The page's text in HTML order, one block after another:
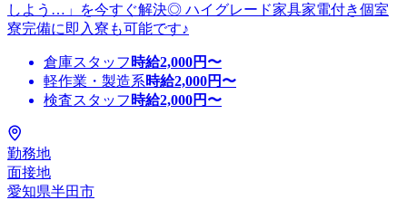
しよう…」を今すぐ解決◎ ハイグレード家具家電付き個室
寮完備に即入寮も可能です♪
倉庫スタッフ 時給2,000円〜
軽作業・製造系時給2,000円〜
検査スタッフ 時給2,000円〜
勤務地
面接地
愛知県半田市